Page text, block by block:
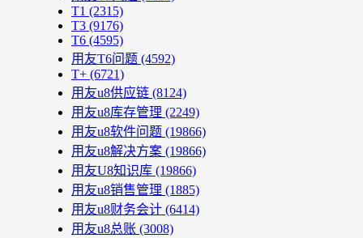
T1 (2315)
T3 (9176)
T6 (4595)
用友T6问题 (4592)
T+ (6721)
用友u8供应链 (8124)
用友u8库存管理 (2249)
用友u8软件问题 (19866)
用友u8解决方案 (19866)
用友U8知识库 (19866)
用友u8销售管理 (1885)
用友u8财务会计 (6414)
用友u8总账 (3008)